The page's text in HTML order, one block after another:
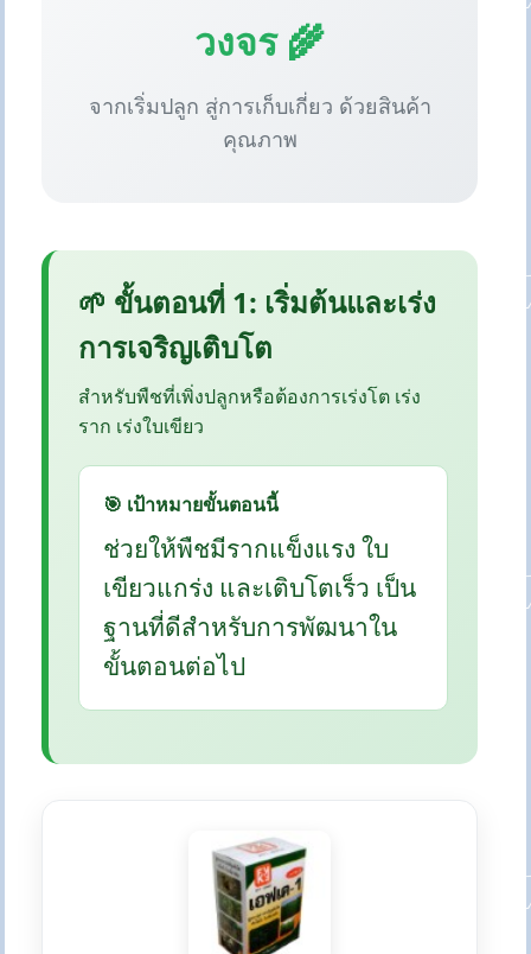
วงจร 🌾
จากเริ่มปลูก สู่การเก็บเกี่ยว ด้วยสินค้า
คุณภาพ
🌱 ขั้นตอนที่ 1: เริ่มต้นและเร่ง
การเจริญเติบโต
สำหรับพืชที่เพิ่งปลูกหรือต้องการเร่งโต เร่ง
ราก เร่งใบเขียว
🎯 เป้าหมายขั้นตอนนี้
ช่วยให้พืชมีรากแข็งแรง ใบ
เขียวแกร่ง และเติบโตเร็ว เป็น
ฐานที่ดีสำหรับการพัฒนาใน
ขั้นตอนต่อไป